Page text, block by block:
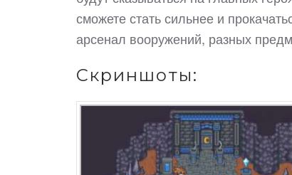
сможете стать сильнее и
арсенал вооружений, разных
Скриншоты: